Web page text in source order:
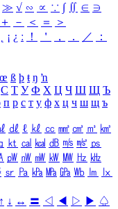
≫ √ ∽ ∝ ∵ ∫ ∬ ∈ ∋
＋ － ＜ ＝
＞
¡ ¿ ː ！ ＇ ， ． ／
：
œ ß þ ŧ ŋ ŉ
С Т У Ф Х Ц Ч Ш Щ Ъ
п р с т у ф х ц ч ш щ ъ
㎗ ℓ ㎘ ㏄ ㎣ ㎤ ㎥ ㎦
㏏ ㎈ ㎉ ㏈ ㎧ ㎨ ㎰
㎺ ㎻ ㎽ ㎾ ㎿ ㎐ ㎑
㏛ ㎩ ㎪ ㎫ ㎬ ㏝ ㏐
㏓
↑ ↓ ↔ 〓 ◁ ◀ ▷ ▶ ♤